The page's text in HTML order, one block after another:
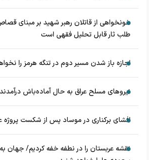
خونخواهی از قاتلان رهبر شهید بر مبنای
طلب ثار قابل تحلیل فقهی است
اجازه باز شدن مسیر دوم در تنگه هرمز را
نیروهای مسلح عراق به حال آماده‌باش درآمدند
افشای برکناری در موساد پس از شکست پروژه
نقشه عربستان را در نطفه خفه کردیم/ جهان